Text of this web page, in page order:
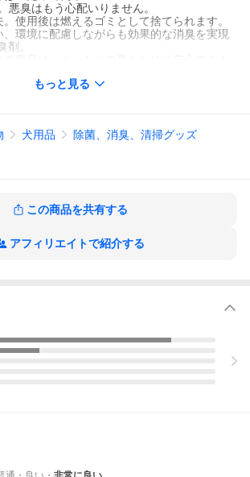
悪臭はもう心配いりません。
使用後は燃えるゴミとして捨てられます。
環境に配慮しながらも効果的な消臭を実現
剤。
程度で使う場所によっては（湿気の多い場
は、新しいものを追加する等をお試しくださ
に問題はございません。
まかさない！
もっと見る
犬用品 除菌、消臭、清掃グッズ
この商品を共有する
アフィリエイトで紹介する